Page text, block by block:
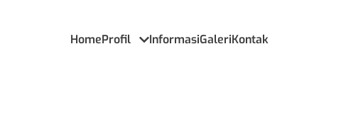
HomeProfil InformasiGaleriKontak